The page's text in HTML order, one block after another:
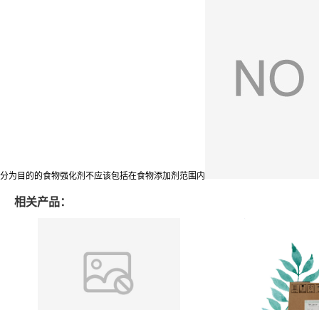
分为目的的食物强化剂不应该包括在食物添加剂范围内
相关产品：